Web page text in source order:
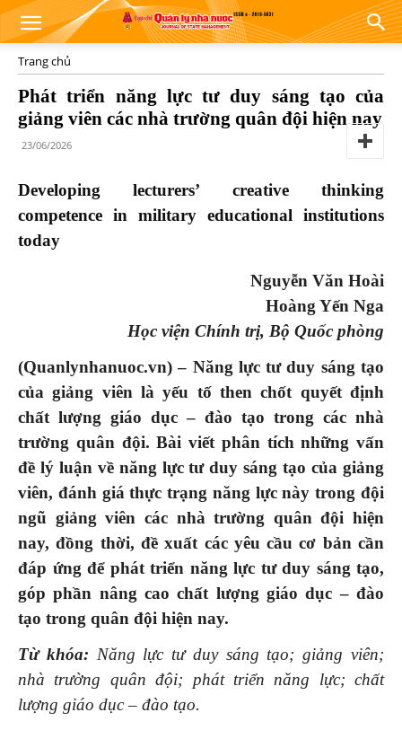
Trang chủ
Phát triển năng lực tư duy sáng tạo của
giảng viên các nhà trường quân đội hiện nay
23/06/2026
Developing lecturers’ creative thinking
competence in military educational institutions
today
Nguyễn Văn Hoài
Hoàng Yến Nga
Học viện Chính trị, Bộ Quốc phòng
(Quanlynhanuoc.vn) – Năng lực tư duy sáng tạo
của giảng viên là yếu tố then chốt quyết định
chất lượng giáo dục – đào tạo trong các nhà
trường quân đội. Bài viết phân tích những vấn
đề lý luận về năng lực tư duy sáng tạo của giảng
viên, đánh giá thực trạng năng lực này trong đội
ngũ giảng viên các nhà trường quân đội hiện
nay, đồng thời, đề xuất các yêu cầu cơ bản cần
đáp ứng để phát triển năng lực tư duy sáng tạo,
góp phần nâng cao chất lượng giáo dục – đào
tạo trong quân đội hiện nay.
Từ khóa: Năng lực tư duy sáng tạo; giảng viên;
nhà trường quân đội; phát triển năng lực; chất
lượng giáo dục – đào tạo.